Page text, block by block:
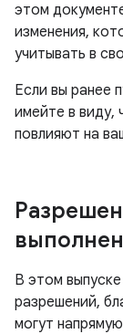
этом
изменения,
учитывать в
Если вы ранее
имейте в виду,
повлияют на
В этом
разрешений,
могут